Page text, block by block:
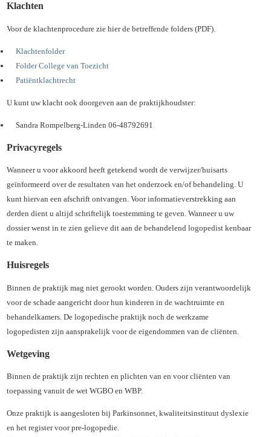
Klachten
Voor de klachtenprocedure zie hier de betreffende folders (PDF).
Klachtenfolder
Folder College van Toezicht
Patiëntklachtrecht
U kunt uw klacht ook doorgeven aan de praktijkhoudster:
Sandra Rompelberg-Linden 06-48792691
Privacyregels
Wanneer u voor akkoord heeft getekend wordt de verwijzer/huisarts
geïnformeerd over de resultaten van het onderzoek en/of behandeling. U
kunt hiervan een afschrift ontvangen. Voor informatieverstrekking aan
derden dient u altijd schriftelijk toestemming te geven. Wanneer u uw
dossier wenst in te zien gelieve dit aan de behandelend logopedist kenbaar
te maken.
Huisregels
Binnen de praktijk mag niet gerookt worden. Ouders zijn verantwoordelijk
voor de schade aangericht door hun kinderen in de wachtruimte en
behandelkamers. De logopedische praktijk noch de werkzame
logopedisten zijn aansprakelijk voor de eigendommen van de cliënten.
Wetgeving
Binnen de praktijk zijn rechten en plichten van en voor cliënten van
toepassing vanuit de wet WGBO en WBP.
Onze praktijk is aangesloten bij Parkinsonnet, kwaliteitsinstituut dyslexie
en het register voor pre-logopedie.